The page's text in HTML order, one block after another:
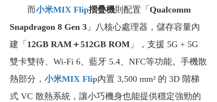
而小米MIX Flip摺疊機則配置「 Qualcomm
Snapdragon 8 Gen 3 」八核心處理器，儲存容量內
建「 12GB RAM＋512GB ROM 」，支援 5G + 5G
雙卡雙待、Wi-Fi 6、藍牙 5.4、NFC等功能。手機散
熱部分， 小米MIX Flip內置 3,500 mm² 的 3D 階梯
式 VC 散熱系統，讓小巧機身也能提供穩定強勁的